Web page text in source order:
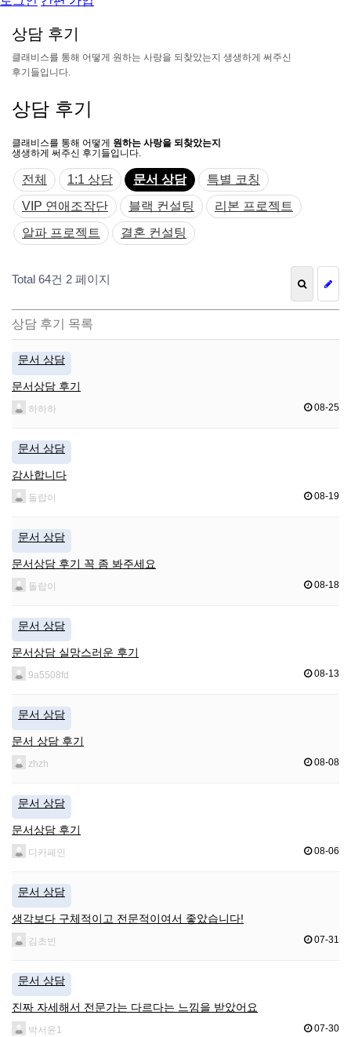
상담 후기
클래 비 스를 통해 어 떻게 원하는 사랑을 되 찾았는지 생생하게 써 주신
후기 들입 니 다.
상담 후기
클래비스를 통해 어떻게 원하는 사랑을 되찾았는지
생생하게 써주신 후기들입니다.
전체 1:1 상담 문서 상담
특별 코칭
VIP 연애조작단
블랙 컨설팅
리본 프로젝트
알파 프로젝트
결혼 컨설팅
Total 64건 2 페이지
상담 후기 목록
문서 상담
문서상담 후기
하하하 08-25
문서 상담
감사합니다
돌랍이 08-19
문서 상담
문서상담 후기 꼭 좀 봐주세요
돌랍이 08-18
문서 상담
문서상담 실망스러운 후기
9a5508fd 08-13
문서 상담
문서 상담 후기
zhzh 08-08
문서 상담
문서상담 후기
디카페인 08-06
문서 상담
생각보다 구체적이고 전문적이여서 좋았습니다!
김초빈 07-31
문서 상담
진짜 자세해서 전문가는 다르다는 느낌을 받았어요
박서윤1 07-30